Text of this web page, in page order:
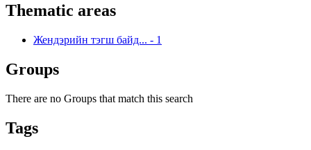
Thematic areas
Жендэрийн тэгш байд... - 1
Groups
There are no Groups that match this search
Tags